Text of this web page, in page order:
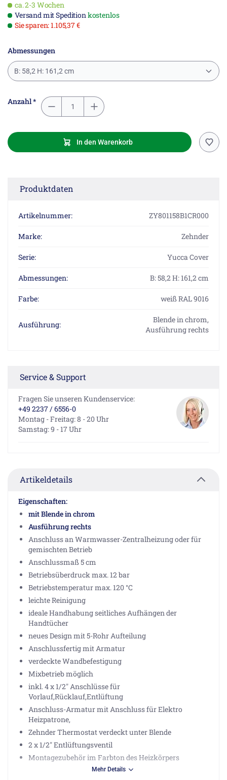
ca. 2-3 Wochen
Versand mit Speditionkostenlos
Sie sparen: 1.105,37 €
Abmessungen
B: 58,2 H: 161,2 cm
Anzahl *
In den Warenkorb
Produktdaten
Artikelnummer: ZY801158B1CR000
Marke: Zehnder
Serie: Yucca Cover
Abmessungen: B: 58,2 H: 161,2 cm
Farbe: weiß RAL 9016
Ausführung:
Blende in chrom,
Ausführung rechts
Service & Support
Fragen Sie unseren Kundenservice:
+49 2237 / 6556-0
Montag - Freitag: 8 - 20 Uhr
Samstag: 9 - 17 Uhr
Artikeldetails
Eigenschaften:
mit Blende in chrom
Ausführung rechts
Anschluss an Warmwasser-Zentralheizung oder für
gemischten Betrieb
Anschlussmaß 5 cm
Betriebsüberdruck max. 12 bar
Betriebstemperatur max. 120 °C
leichte Reinigung
ideale Handhabung seitliches Aufhängen der
Handtücher
neues Design mit 5-Rohr Aufteilung
Anschlussfertig mit Armatur
verdeckte Wandbefestigung
Mixbetrieb möglich
inkl. 4 x 1/2" Anschlüsse für
Vorlauf,Rücklauf,Entlüftung
Anschluss-Armatur mit Anschluss für Elektro
Heizpatrone,
Zehnder Thermostat verdeckt unter Blende
2 x 1/2" Entlüftungsventil
Montagezubehör im Farbton des Heizkörpers
Wärmeleistung nach DIN EN442:
Mehr Details